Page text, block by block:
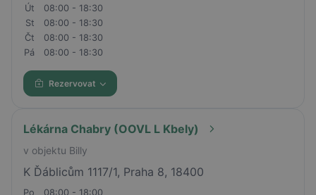
Út
08:00 - 18:30
St
08:00 - 18:30
Čt
08:00 - 18:30
Pá
08:00 - 18:30
Rezervovat
Lékárna Chabry (OOVL L Kbely)
v objektu Billy
K Ďáblicům 1117/1, Praha 8, 18400
Po
08:00 - 18:00